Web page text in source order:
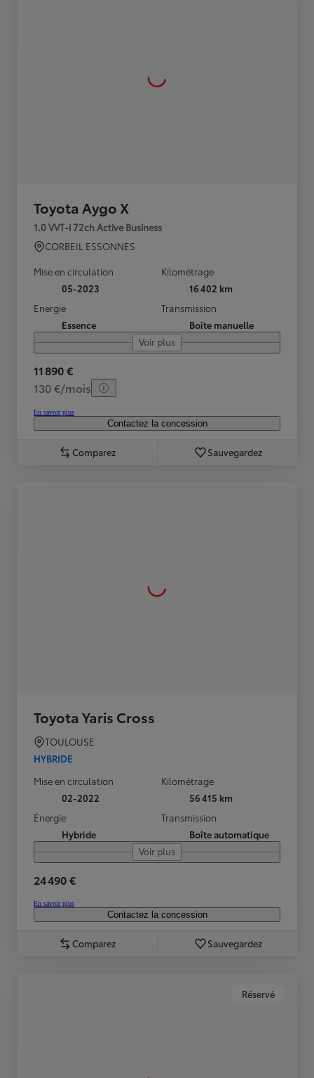
Toyota Aygo X
1.0 VVT-i 72ch Active Business
CORBEIL ESSONNES
Mise en circulation
05-2023
Kilométrage
16 402 km
Energie
Essence
Transmission
Boîte manuelle
Voir plus
11 890 €
130 €/mois
En savoir plus
Contactez la concession
Comparez Sauvegardez
Toyota Yaris Cross
TOULOUSE
HYBRIDE
Mise en circulation
02-2022
Kilométrage
56 415 km
Energie
Hybride
Transmission
Boîte automatique
Voir plus
24 490 €
En savoir plus
Contactez la concession
Comparez Sauvegardez
Réservé